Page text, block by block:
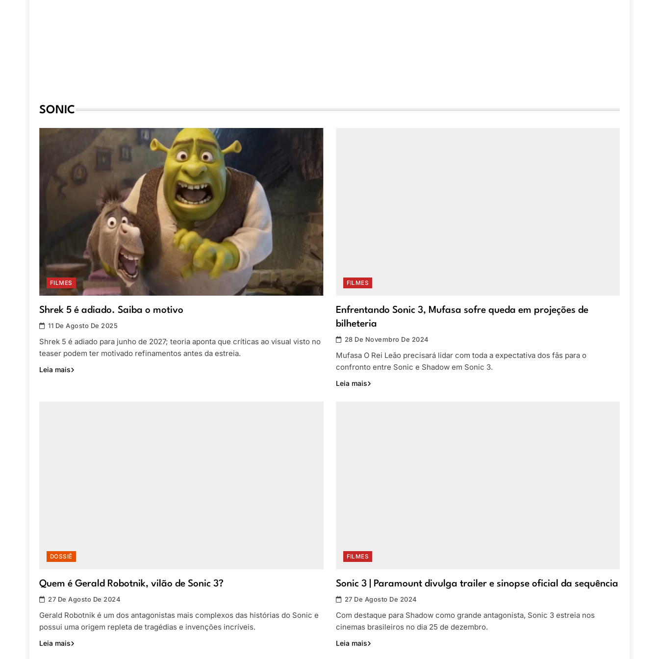
SONIC
FILMES
Shrek 5 é adiado. Saiba o motivo
11 De Agosto De 2025
Shrek 5 é adiado para junho de 2027; teoria aponta que críticas ao visual visto no
teaser podem ter motivado refinamentos antes da estreia.
Leia mais
FILMES
Enfrentando Sonic 3, Mufasa sofre queda em projeções de
bilheteria
28 De Novembro De 2024
Mufasa O Rei Leão precisará lidar com toda a expectativa dos fãs para o
confronto entre Sonic e Shadow em Sonic 3.
Leia mais
DOSSIÊ
Quem é Gerald Robotnik, vilão de Sonic 3?
27 De Agosto De 2024
Gerald Robotnik é um dos antagonistas mais complexos das histórias do Sonic e
possui uma origem repleta de tragédias e invenções incríveis.
Leia mais
FILMES
Sonic 3 | Paramount divulga trailer e sinopse oficial da sequência
27 De Agosto De 2024
Com destaque para Shadow como grande antagonista, Sonic 3 estreia nos
cinemas brasileiros no dia 25 de dezembro.
Leia mais